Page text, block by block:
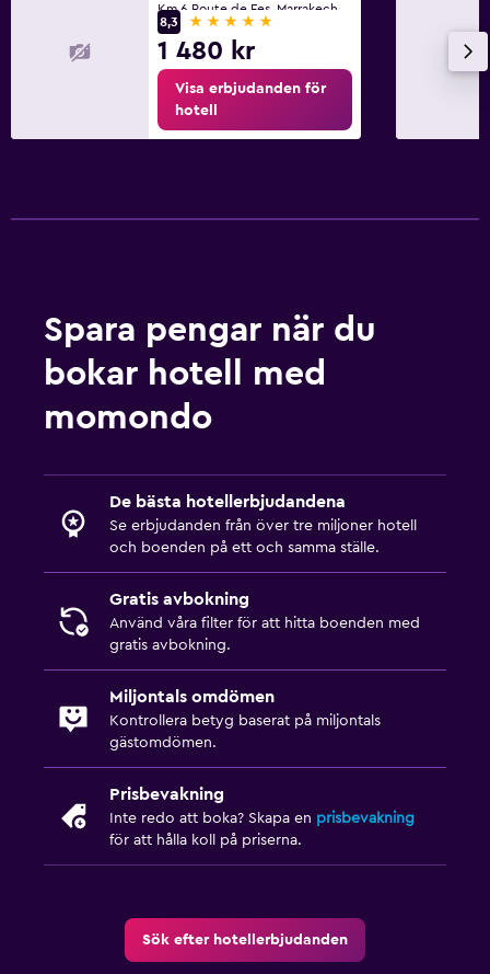
Km 6 Route de Fes, Marrakech
8,3
5 stjärnor
1 480 kr
Visa erbjudanden för
hotell
Spara pengar när du
bokar hotell med
momondo
De bästa hotellerbjudandena
Se erbjudanden från över tre miljoner hotell
och boenden på ett och samma ställe.
Gratis avbokning
Använd våra filter för att hitta boenden med
gratis avbokning.
Miljontals omdömen
Kontrollera betyg baserat på miljontals
gästomdömen.
Prisbevakning
Inte redo att boka? Skapa en prisbevakning
för att hålla koll på priserna.
Sök efter hotellerbjudanden